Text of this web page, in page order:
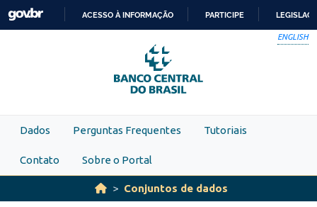
Skip to main content
PARA
O
CONTEÚDO
ACESSO À INFORMAÇÃO PARTICIPE
ENGLISH
Dados Perguntas Frequentes Tutoriais
Contato Sobre o Portal
Conjuntos de dados